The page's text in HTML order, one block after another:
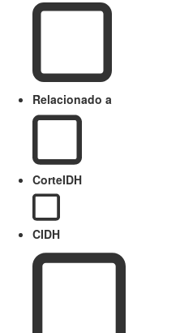
Relacionado a
CorteIDH
CIDH